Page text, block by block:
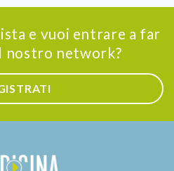
e vuoi entrare a far
nostro network?